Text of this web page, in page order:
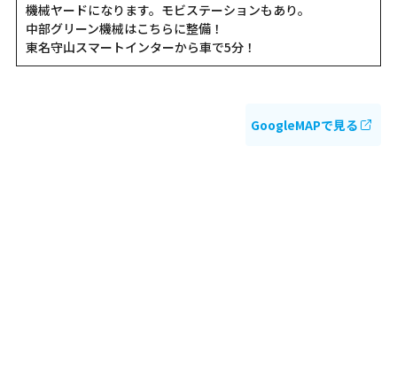
機械ヤードになります。モビステーションもあり。
中部グリーン機械はこちらに整備！
東名守山スマートインターから車で5分！
GoogleMAPで見る